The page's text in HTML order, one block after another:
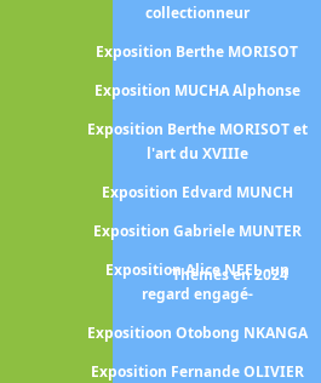
collectionneur
Exposition Berthe MORISOT
Exposition MUCHA Alphonse
Exposition Berthe MORISOT et
l'art du XVIIIe
Exposition Edvard MUNCH
Exposition Gabriele MUNTER
Exposition Alice NEEL -un
regard engagé-
Expositioon Otobong NKANGA
Exposition Fernande OLIVIER
Thèmes en 2024